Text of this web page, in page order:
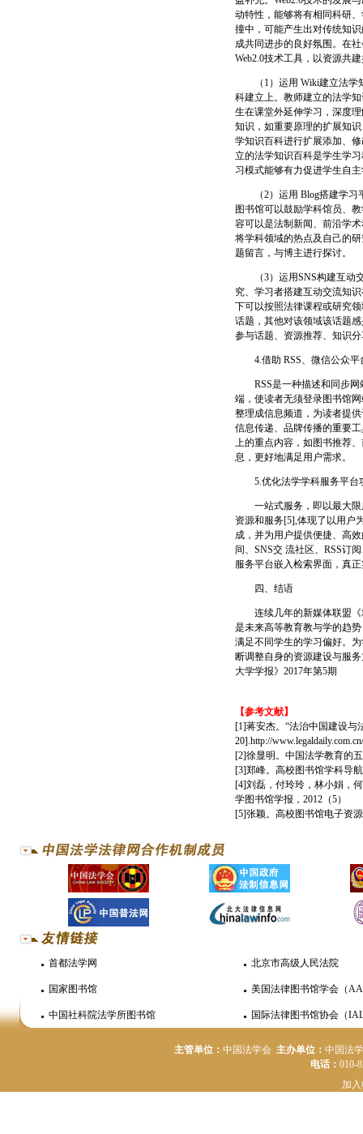
动特性，能够将有相同科研
撞中，可能产生出对传统知
成共同进步的良好氛围。在
Web2.0技术工具，以资源共
（1）运用 Wiki建立法学知
科建立上。教师建立的法学
生在课堂外延伸学习，深度
知识，如重要原理的扩展知
学知识百科进行扩展添加、
立的法学知识百科是学生学
习模式能够有力促进学生自
（2）运用 Blog搭建学习平
图书馆可以鼓励学科馆员、
容可以是法制新闻、前沿学
将学科领域的热点及自己的
题留言，与博主进行探讨。
（3）运用SNS构建互动交
究、学习者搭建互动交流知
下可以按照法律课程或研究
话题，其他对该领域该话题
参与话题、资源推荐、知识
4.借助 RSS、微信公众平
RSS是一种描述和同步网
端，使读者无须登录图书馆
整理成信息频道，为读者提
信息传递、品牌传播的重要
上的重点内容，如图书推荐
息，更好地满足用户需求。
5.优化法学学科服务平台
一站式服务，即以最大限
资源和服务[5],体现了以用户
成，并为用户提供便捷、高
间、SNS交 流社区、RSS订
服务平台嵌入检索界面，真
四、结语
连续几年的新媒体联盟《
是未来高等教育教与学的趋
满足不同学生的学习偏好。
断调整自身的资源建设与服
大学学报》2017年第5期
【参考文献】
[1]蒋安杰。“法治中国建设与
20].http://
[2]徐显明。中国法学教育的
[3]郑峰。高校图书馆学科导
[4]刘磊，付玲玲，林小娟，
学图书馆学报，2012（5）
[5]张颖。高校图书馆电子资
首都法学网 北京市高级人民法院
国家图书馆 美国法律图书馆学会（
中国社科院法学所图书馆 国际法律图书馆协会（
主管单位： 中国法学会 主办单位： 中国法
电话： 010-
加